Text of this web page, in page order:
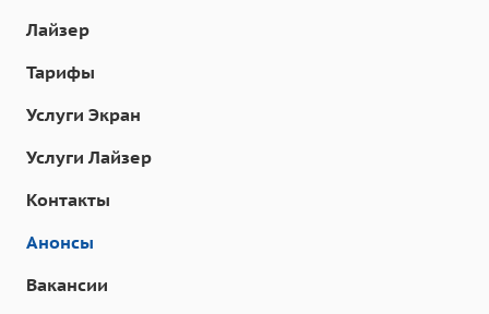
Лайзер
Тарифы
Услуги Экран
Услуги Лайзер
Контакты
Анонсы
Вакансии